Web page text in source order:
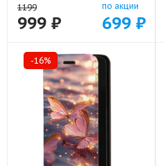
1199
999 ₽
по акции
699 ₽
-16%